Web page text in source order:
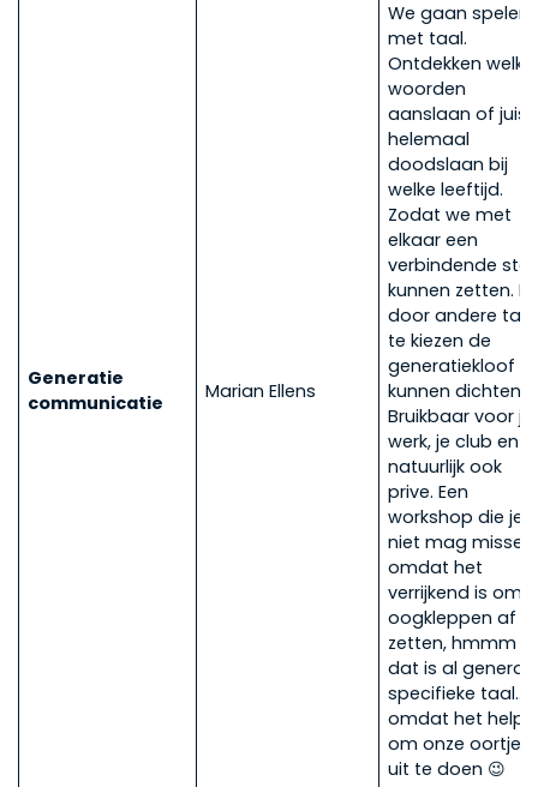
Generatie
communicatie
Marian Ellens
We gaan spelen
met taal.
Ontdekken welke
woorden
aanslaan of juist
helemaal
doodslaan bij
welke leeftijd.
Zodat we met
elkaar een
verbindende
kunnen zetten. En
door andere taal
te kiezen de
generatiekloof
kunnen dichten.
Bruikbaar voor je
werk, je club en
natuurlijk ook
prive. Een
workshop die je
niet mag missen,
omdat het
verrijkend is om
oogkleppen af
zetten, hmmm
dat is al
specifieke taal…
omdat het helpt
om onze oortjes
uit te doen 😉